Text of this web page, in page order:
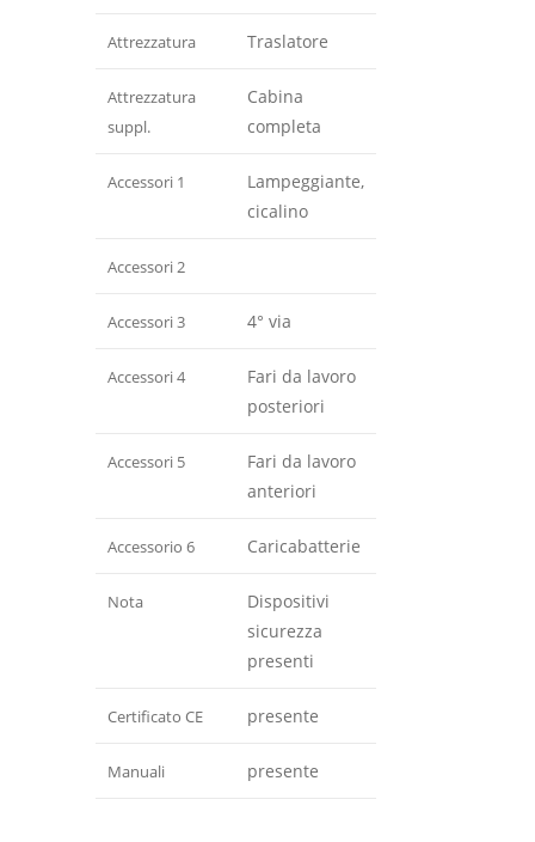
Attrezzatura Traslatore
Attrezzatura
suppl.
Cabina
completa
Accessori 1
Lampeggiante,
cicalino
Accessori 2
Accessori 3 4° via
Accessori 4
Fari da lavoro
posteriori
Accessori 5
Fari da lavoro
anteriori
Accessorio 6 Caricabatterie
Nota
Dispositivi
sicurezza
presenti
Certificato CE presente
Manuali presente